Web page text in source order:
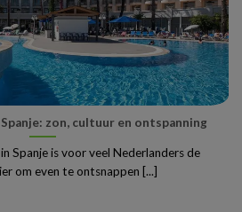
zon, cultuur en ontspanning
Spanje is voor veel Nederlanders de
om even te ontsnappen [...]